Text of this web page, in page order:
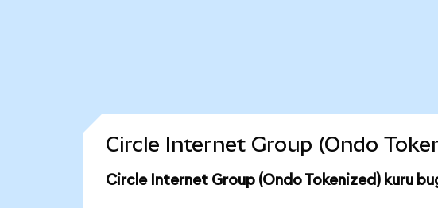
Circle Internet Group (Ondo
Circle Internet Group (Ondo Tokenized) kuru